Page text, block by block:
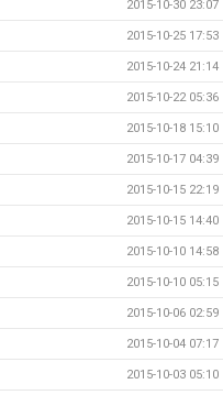
2015-10-30 23:07
2015-10-25 17:53
2015-10-24 21:14
2015-10-22 05:36
2015-10-18 15:10
2015-10-17 04:39
2015-10-15 22:19
2015-10-15 14:40
2015-10-10 14:58
2015-10-10 05:15
2015-10-06 02:59
2015-10-04 07:17
2015-10-03 05:10